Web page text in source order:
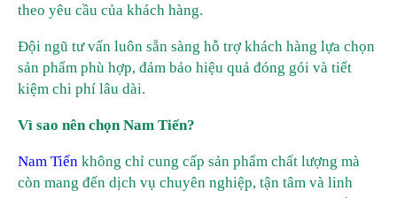
theo yêu cầu của khách hàng.
Đội ngũ tư vấn luôn sẵn sàng hỗ trợ khách hàng lựa chọn
sản phẩm phù hợp, đảm bảo hiệu quả đóng gói và tiết
kiệm chi phí lâu dài.
Vì sao nên chọn Nam Tiến?
Nam Tiến không chỉ cung cấp sản phẩm chất lượng mà
còn mang đến dịch vụ chuyên nghiệp, tận tâm và linh